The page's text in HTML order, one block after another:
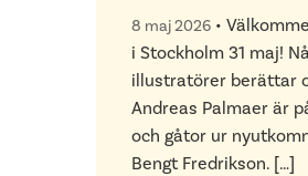
8 maj 2026 •
i Stockholm 31 maj!
illustratörer berättar
Andreas Palmaer är
och gåtor ur
Bengt Fredrikson. […]